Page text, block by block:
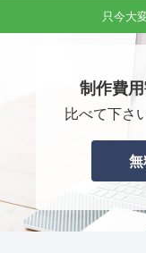
只今大
制作費
比べて下さ